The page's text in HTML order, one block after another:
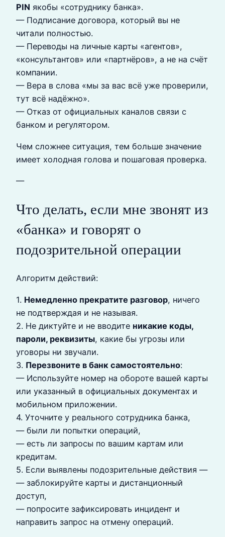
PIN якобы «сотруднику банка».
— Подписание договора, который вы не
читали полностью.
— Переводы на личные карты «агентов»,
«консультантов» или «партнёров», а не на счёт
компании.
— Вера в слова «мы за вас всё уже проверили,
тут всё надёжно».
— Отказ от официальных каналов связи с
банком и регулятором.
Чем сложнее ситуация, тем больше значение
имеет холодная голова и пошаговая проверка.
—
Что делать, если мне звонят из
«банка» и говорят о
подозрительной операции
Алгоритм действий:
1. Немедленно прекратите разговор, ничего
не подтверждая и не называя.
2. Не диктуйте и не вводите никакие коды,
пароли, реквизиты, какие бы угрозы или
уговоры ни звучали.
3. Перезвоните в банк самостоятельно:
— Используйте номер на обороте вашей карты
или указанный в официальных документах и
мобильном приложении.
4. Уточните у реального сотрудника банка,
— были ли попытки операций,
— есть ли запросы по вашим картам или
кредитам.
5. Если выявлены подозрительные действия —
— заблокируйте карты и дистанционный
доступ,
— попросите зафиксировать инцидент и
направить запрос на отмену операций.